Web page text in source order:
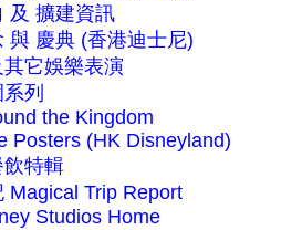
及 擴建資訊
與 慶典 (香港迪士尼)
它娛樂表演
列
the Kingdom
Posters (HK Disneyland)
特輯
Magical Trip Report
Studios Home